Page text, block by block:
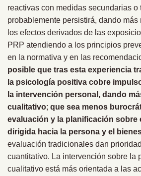
reactivas con medidas secundarias o
probablemente persistirá, dando más
los efectos derivados de las
PRP atendiendo a los principios
en la normativa y en las
posible que tras esta experiencia
la psicología positiva cobre
la intervención personal, dando
cualitativo; que sea menos
evaluación y la planificación sobre
dirigida hacia la persona y el
evaluación tradicionales dan
cuantitativo. La intervención sobre la
cualitativo está más orientada a las